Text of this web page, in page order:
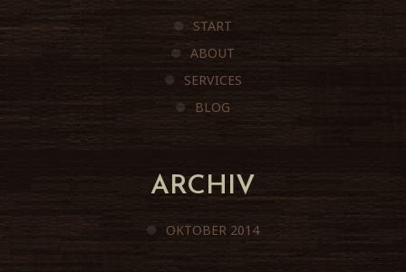
START
ABOUT
SERVICES
BLOG
ARCHIV
OKTOBER 2014